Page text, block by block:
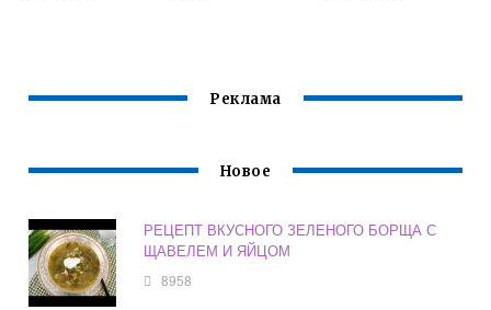
Реклама
Новое
РЕЦЕПТ ВКУСНОГО ЗЕЛЕНОГО БОРЩА С
ЩАВЕЛЕМ И ЯЙЦОМ
8958